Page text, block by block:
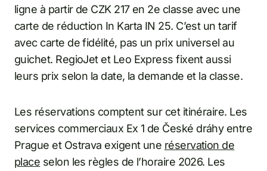
ligne à partir de CZK 217 en 2e classe avec une
carte de réduction In Karta IN 25. C’est un tarif
avec carte de fidélité, pas un prix universel au
guichet. RegioJet et Leo Express fixent aussi
leurs prix selon la date, la demande et la classe.
Les réservations comptent sur cet itinéraire. Les
services commerciaux Ex 1 de České dráhy entre
Prague et Ostrava exigent une réservation de
place selon les règles de l’horaire 2026. Les